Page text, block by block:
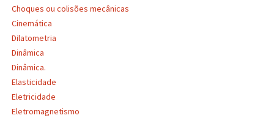
Choques ou colisões mecânicas
Cinemática
Dilatometria
Dinâmica
Dinâmica.
Elasticidade
Eletricidade
Eletromagnetismo